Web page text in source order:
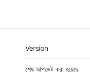
মেটা
Version
শেষ আপডেট করা হয়েছে